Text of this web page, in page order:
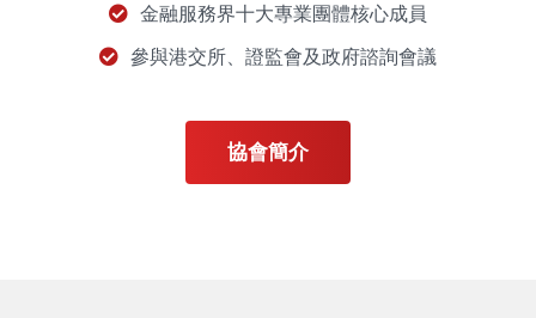
金融服務界十大專業團體核心成員
參與港交所、證監會及政府諮詢會議
協會簡介